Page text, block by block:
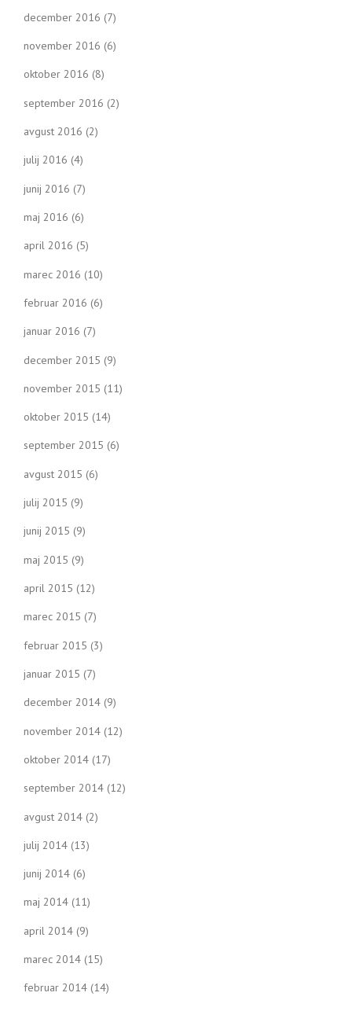
december 2016 (7)
november 2016 (6)
oktober 2016 (8)
september 2016 (2)
avgust 2016 (2)
julij 2016 (4)
junij 2016 (7)
maj 2016 (6)
april 2016 (5)
marec 2016 (10)
februar 2016 (6)
januar 2016 (7)
december 2015 (9)
november 2015 (11)
oktober 2015 (14)
september 2015 (6)
avgust 2015 (6)
julij 2015 (9)
junij 2015 (9)
maj 2015 (9)
april 2015 (12)
marec 2015 (7)
februar 2015 (3)
januar 2015 (7)
december 2014 (9)
november 2014 (12)
oktober 2014 (17)
september 2014 (12)
avgust 2014 (2)
julij 2014 (13)
junij 2014 (6)
maj 2014 (11)
april 2014 (9)
marec 2014 (15)
februar 2014 (14)